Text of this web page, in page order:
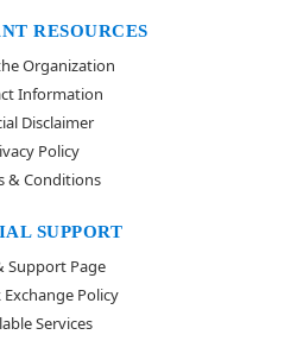
RESOURCES
Organization
Information
Disclaimer
Policy
& Conditions
SUPPORT
Support Page
Exchange Policy
Services